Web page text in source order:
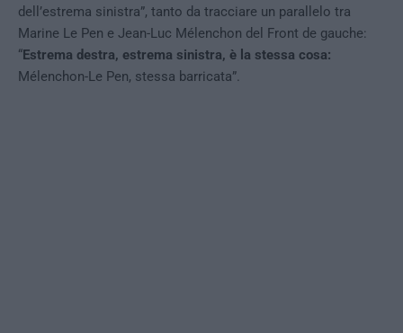
dell’estrema sinistra”, tanto da tracciare un parallelo tra
Marine Le Pen e Jean-Luc Mélenchon del Front de gauche:
“Estrema destra, estrema sinistra, è la stessa cosa:
Mélenchon-Le Pen, stessa barricata”.